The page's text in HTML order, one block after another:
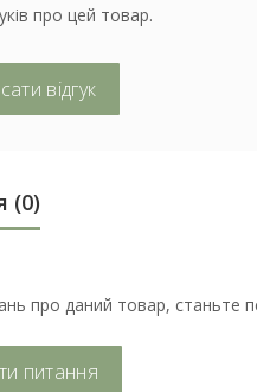
про цей товар.
відгук
(0)
про даний товар, станьте
питання